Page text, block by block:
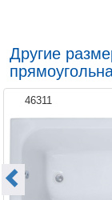
Другие
46311